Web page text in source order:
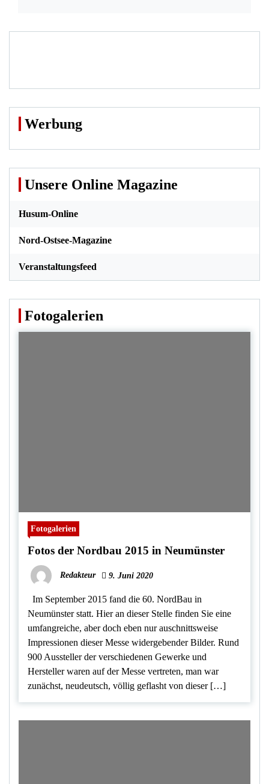
Werbung
Unsere Online Magazine
Husum-Online
Nord-Ostsee-Magazine
Veranstaltungsfeed
Fotogalerien
Fotogalerien
Fotos der Nordbau 2015 in Neumünster
Redakteur 9. Juni 2020
Im September 2015 fand die 60. NordBau in
Neumünster statt. Hier an dieser Stelle finden Sie eine
umfangreiche, aber doch eben nur auschnittsweise
Impressionen dieser Messe widergebender Bilder. Rund
900 Aussteller der verschiedenen Gewerke und
Hersteller waren auf der Messe vertreten, man war
zunächst, neudeutsch, völlig geflasht von dieser […]